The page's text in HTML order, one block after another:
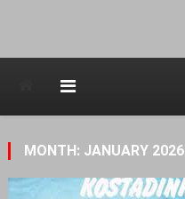
MONTH: JANUARY 2026